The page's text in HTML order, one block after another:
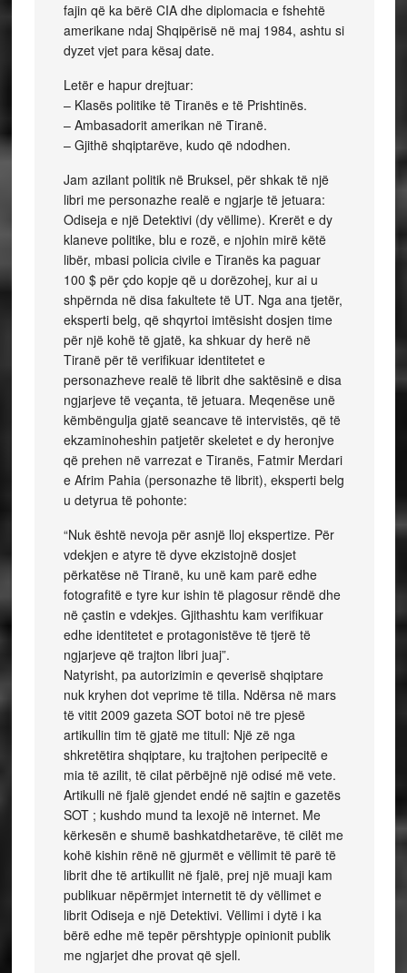
fajin që ka bërë CIA dhe diplomacia e fshehtë
amerikane ndaj Shqipërisë në maj 1984, ashtu si
dyzet vjet para kësaj date.
Letër e hapur drejtuar:
– Klasës politike të Tiranës e të Prishtinës.
– Ambasadorit amerikan në Tiranë.
– Gjithë shqiptarëve, kudo që ndodhen.
Jam azilant politik në Bruksel, për shkak të një
libri me personazhe realë e ngjarje të jetuara:
Odiseja e një Detektivi (dy vëllime). Krerët e dy
klaneve politike, blu e rozë, e njohin mirë këtë
libër, mbasi policia civile e Tiranës ka paguar
100 $ për çdo kopje që u dorëzohej, kur ai u
shpërnda në disa fakultete të UT. Nga ana tjetër,
eksperti belg, që shqyrtoi imtësisht dosjen time
për një kohë të gjatë, ka shkuar dy herë në
Tiranë për të verifikuar identitetet e
personazheve realë të librit dhe saktësinë e disa
ngjarjeve të veçanta, të jetuara. Meqenëse unë
këmbëngulja gjatë seancave të intervistës, që të
ekzaminoheshin patjetër skeletet e dy heronjve
që prehen në varrezat e Tiranës, Fatmir Merdari
e Afrim Pahia (personazhe të librit), eksperti belg
u detyrua të pohonte:
“Nuk është nevoja për asnjë lloj ekspertize. Për
vdekjen e atyre të dyve ekzistojnë dosjet
përkatëse në Tiranë, ku unë kam parë edhe
fotografitë e tyre kur ishin të plagosur rëndë dhe
në çastin e vdekjes. Gjithashtu kam verifikuar
edhe identitetet e protagonistëve të tjerë të
ngjarjeve që trajton libri juaj”.
Natyrisht, pa autorizimin e qeverisë shqiptare
nuk kryhen dot veprime të tilla. Ndërsa në mars
të vitit 2009 gazeta SOT botoi në tre pjesë
artikullin tim të gjatë me titull: Një zë nga
shkretëtira shqiptare, ku trajtohen peripecitë e
mia të azilit, të cilat përbëjnë një odisé më vete.
Artikulli në fjalë gjendet endé në sajtin e gazetës
SOT ; kushdo mund ta lexojë në internet. Me
kërkesën e shumë bashkatdhetarëve, të cilët me
kohë kishin rënë në gjurmët e vëllimit të parë të
librit dhe të artikullit në fjalë, prej një muaji kam
publikuar nëpërmjet internetit të dy vëllimet e
librit Odiseja e një Detektivi. Vëllimi i dytë i ka
bërë edhe më tepër përshtypje opinionit publik
me ngjarjet dhe provat që sjell.